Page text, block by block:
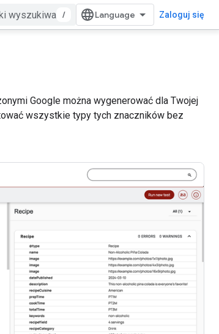
/ Zaloguj się
Google można wygenerować dla Twojej
wszystkie typy tych znaczników bez